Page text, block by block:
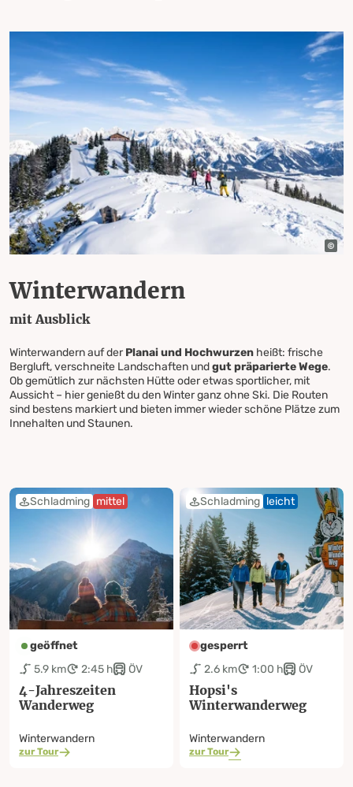
Winterwandern
mit Ausblick
Winterwandern auf derPlanai und Hochwurzen heißt: frische
Bergluft, verschneite Landschaften undgut präparierte Wege.
Ob gemütlich zur nächsten Hütte oder etwas sportlicher, mit
Aussicht – hier genießt du den Winter ganz ohne Ski. Die Routen
sind bestens markiert und bieten immer wieder schöne Plätze zum
Innehalten und Staunen.
Schladming mittel
geöffnet
5.9 km
2:45 h ÖV
4-Jahreszeiten
Wanderweg
Winterwandern
zur Tour
Schladming leicht
gesperrt
2.6 km
1:00 h ÖV
Hopsi's
Winterwanderweg
Winterwandern
zur Tour